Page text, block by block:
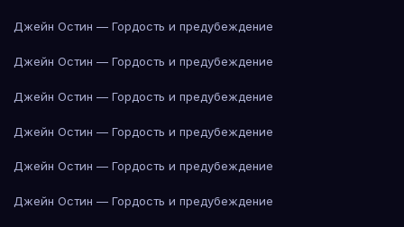
Джейн Остин — Гордость и предубеждение
Джейн Остин — Гордость и предубеждение
Джейн Остин — Гордость и предубеждение
Джейн Остин — Гордость и предубеждение
Джейн Остин — Гордость и предубеждение
Джейн Остин — Гордость и предубеждение